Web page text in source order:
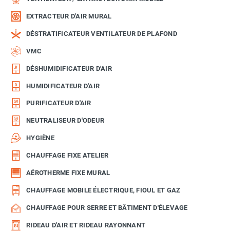
EXTRACTEUR D'AIR MURAL
DÉSTRATIFICATEUR VENTILATEUR DE PLAFOND
VMC
DÉSHUMIDIFICATEUR D'AIR
HUMIDIFICATEUR D'AIR
PURIFICATEUR D'AIR
NEUTRALISEUR D'ODEUR
HYGIÈNE
CHAUFFAGE FIXE ATELIER
AÉROTHERME FIXE MURAL
CHAUFFAGE MOBILE ÉLECTRIQUE, FIOUL ET GAZ
CHAUFFAGE POUR SERRE ET BÂTIMENT D'ÉLEVAGE
RIDEAU D'AIR ET RIDEAU RAYONNANT